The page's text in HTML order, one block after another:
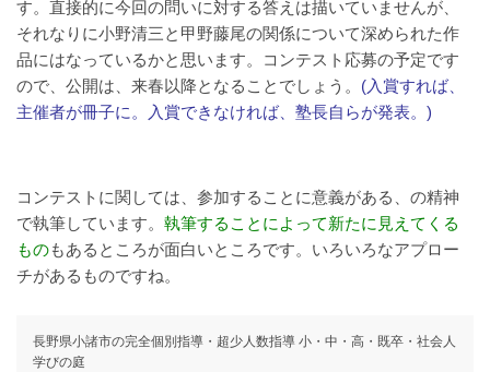
す。直接的に今回の問いに対する答えは描いていませんが、
それなりに小野清三と甲野藤尾の関係について深められた作
品にはなっているかと思います。コンテスト応募の予定です
ので、公開は、来春以降となることでしょう。 (入賞すれば、
主催者が冊子に。入賞できなければ、塾長自らが発表。)
コンテストに関しては、参加することに意義がある、の精神
で執筆しています。 執筆することによって新たに見えてくる
ものもあるところが面白いところです。いろいろなアプロー
チがあるものですね。
⻑野県⼩諸市の完全個別指導・超少⼈数指導 ⼩・中・⾼・既卒・社会⼈
学びの庭